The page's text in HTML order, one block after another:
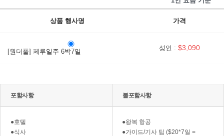
상품 행사명 가격
[원더풀] 페루일주 6박7일 성인 : $3,090
포함사항
●호텔
●식사
불포함사항
●왕복 항공
●가이드/기사 팁 ($20*7일 =